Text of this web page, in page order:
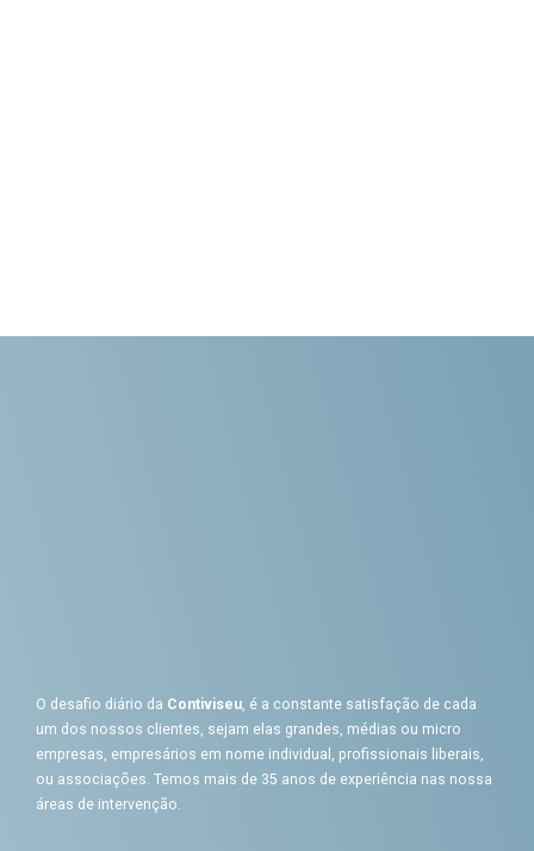
O desafio diário da Contiviseu, é a constante satisfação de cada
um dos nossos clientes, sejam elas grandes, médias ou micro
empresas, empresários em nome individual, profissionais liberais,
ou associações. Temos mais de 35 anos de experiência nas nossa
áreas de intervenção.